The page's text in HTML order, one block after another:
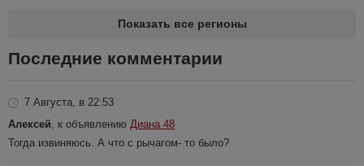
Показать все регионы
Последние комментарии
7 Августа, в 22:53
Алексей , к объявлению Диана 48
Тогда извиняюсь. А что с рычагом- то было?